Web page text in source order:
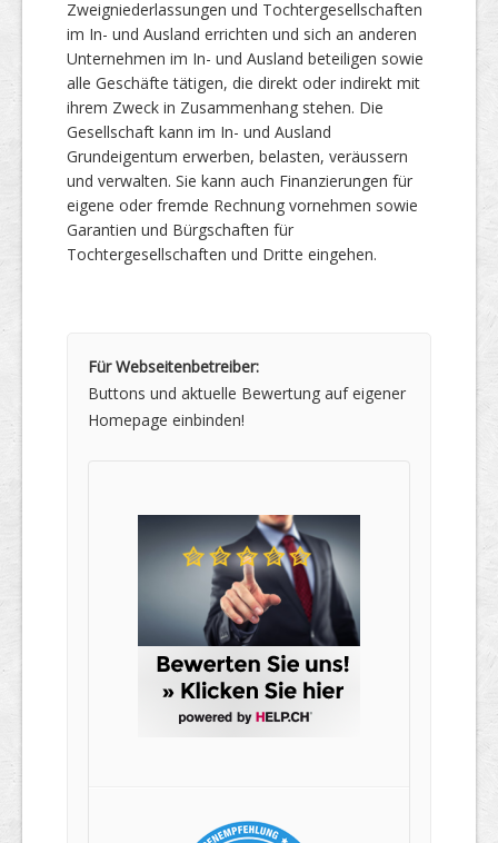
Zweigniederlassungen und Tochtergesellschaften
im In- und Ausland errichten und sich an anderen
Unternehmen im In- und Ausland beteiligen sowie
alle Geschäfte tätigen, die direkt oder indirekt mit
ihrem Zweck in Zusammenhang stehen. Die
Gesellschaft kann im In- und Ausland
Grundeigentum erwerben, belasten, veräussern
und verwalten. Sie kann auch Finanzierungen für
eigene oder fremde Rechnung vornehmen sowie
Garantien und Bürgschaften für
Tochtergesellschaften und Dritte eingehen.
Für Webseitenbetreiber:
Buttons und aktuelle Bewertung auf eigener
Homepage einbinden!